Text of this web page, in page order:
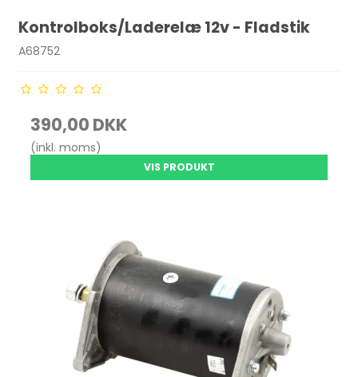
Kontrolboks/Laderelæ 12v - Fladstik
A68752
390,00 DKK
(inkl. moms)
VIS PRODUKT